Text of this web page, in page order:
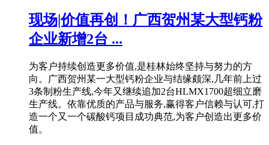
现场|价值再创！广西贺州某大型钙粉
企业新增2台 ...
为客户持续创造更多价值,是桂林始终坚持与努力的方
向。广西贺州某一大型钙粉企业与结缘颇深,几年前上过
3条制粉生产线,今年又继续追加2台HLMX1700超细立磨
生产线。依靠优质的产品与服务,赢得客户信赖与认可,打
造一个又一个碳酸钙项目成功典范,为客户创造出更多价
值。